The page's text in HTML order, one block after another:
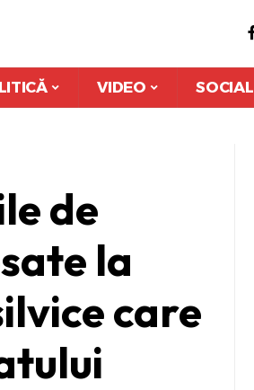
VIDEO SOCIAL
de
la
care